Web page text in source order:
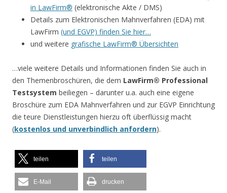
in LawFirm® (elektronische Akte / DMS)
Details zum Elektronischen Mahnverfahren (EDA) mit
LawFirm (und EGVP) finden Sie hier…
und weitere grafische LawFirm® Übersichten
…viele weitere Details und Informationen finden Sie auch in
den Themenbroschüren, die dem LawFirm® Professional
Testsystem beiliegen – darunter u.a. auch eine eigene
Broschüre zum EDA Mahnverfahren und zur EGVP Einrichtung
die teure Dienstleistungen hierzu oft überflüssig macht
(kostenlos und unverbindlich anfordern).
teilen teilen
E-Mail drucken